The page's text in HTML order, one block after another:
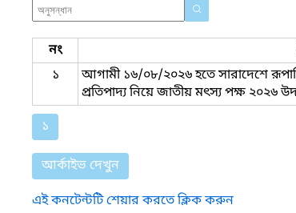
নং
১
আগামী ১৬/০৮/২০২৬ হতে সারাদেশে
প্রতিপাদ্য নিয়ে জাতীয় মৎস্য পক্ষ ২০২৬
১
আর্কাইভ দেখুন
এই কনটেন্টটি শেয়ার করতে ক্লিক করুন